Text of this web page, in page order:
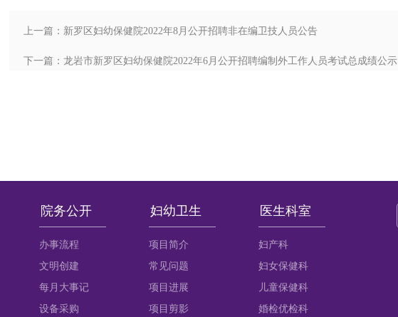
上一篇：新罗区妇幼保健院2022年8月公开招聘非在编卫技人员公告
下一篇：龙岩市新罗区妇幼保健院2022年6月公开招聘编制外工作人员考试总成绩公示
院务公开
办事流程
文明创建
每月大事记
设备采购
妇幼卫生
项目简介
常见问题
项目进展
项目剪影
医生科室
妇产科
妇女保健科
儿童保健科
婚检优检科